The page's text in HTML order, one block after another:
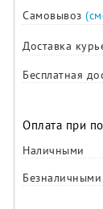
Самовывоз
Доставка
Бесплатная
Оплата при
Наличными